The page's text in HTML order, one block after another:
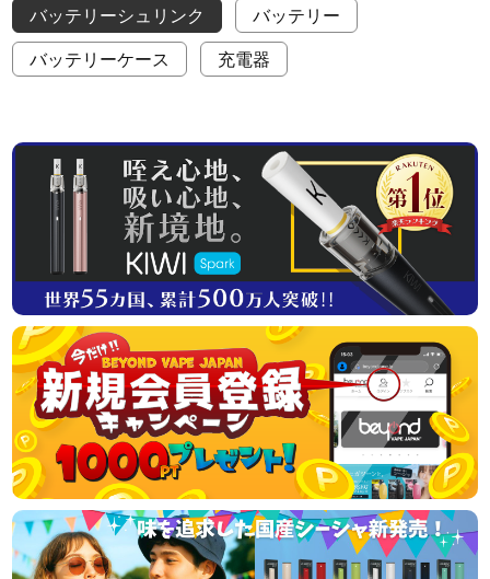
バッテリーシュリンク
バッテリー
バッテリーケース
充電器